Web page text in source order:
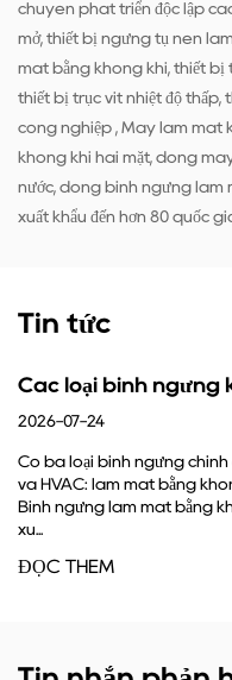
chuyên phát triển độc lập
mở, thiết bị ngưng tụ nén
mát bằng không khí, thiết bị
thiết bị trục vít nhiệt độ thấp,
công nghiệp , Máy làm mát
không khí hai mặt, dòng
nước, dòng bình ngưng làm
xuất khẩu đến hơn 80 quốc
Tin tức
khác nhau là
chính được sử dụng trong
không khí, làm mát bằng
bằng không khí sử dụng